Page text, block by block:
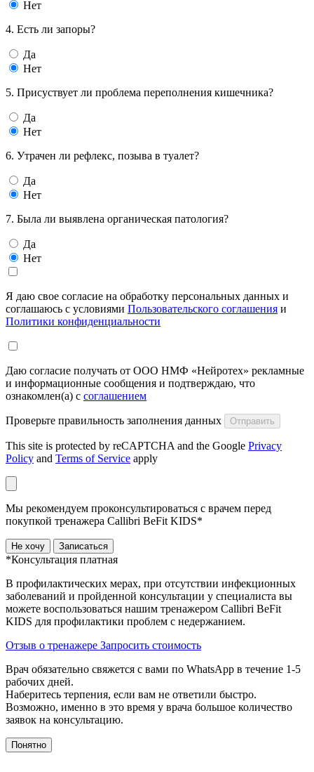
Нет
4. Есть ли запоры?
Да
Нет
5. Присуствует ли проблема переполнения кишечника?
Да
Нет
6. Утрачен ли рефлекс, позыва в туалет?
Да
Нет
7. Была ли выявлена органическая патология?
Да
Нет
Я даю свое согласие на обработку персональных данных и
соглашаюсь с условиями Пользовательского соглашения и
Политики конфиденциальности
Даю согласие получать от ООО НМФ «Нейротех» рекламные
и информационные сообщения и подтверждаю, что
ознакомлен(а) с соглашением
Проверьте правильность заполнения данных Отправить
This site is protected by reCAPTCHA and the Google Privacy
Policy and Terms of Service apply
Мы рекомендуем проконсультироваться с врачем перед
покупкой тренажера Callibri BeFit KIDS*
Не хочу Записаться
*Консультация платная
В профилактических мерах, при отсутствии инфекционных
заболеваний и пройденной консультации у специалиста вы
можете воспользоваться нашим тренажером Сallibri BeFit
KIDS для профилактики проблем с недержанием.
Отзыв о тренажере Запросить стоимость
Врач обязательно свяжется с вами по WhatsApp в течение 1-5
рабочих дней.
Наберитесь терпения, если вам не ответили быстро.
Возможно, именно в это время у врача большое количество
заявок на консультацию.
Понятно